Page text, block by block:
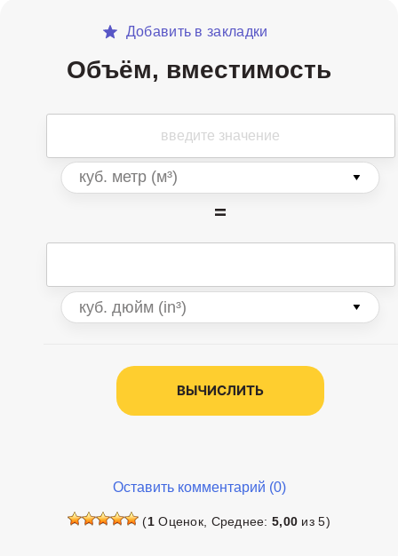
Добавить в закладки
Объём, вместимость
=
Оставить комментарий (0)
(1Оценок, Среднее:5,00 из 5)